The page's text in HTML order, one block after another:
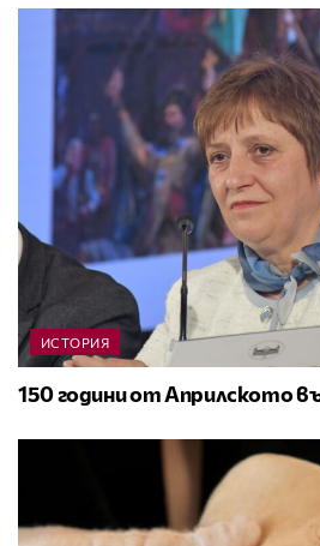
ИСТОРИЯ
150 години от Априлското